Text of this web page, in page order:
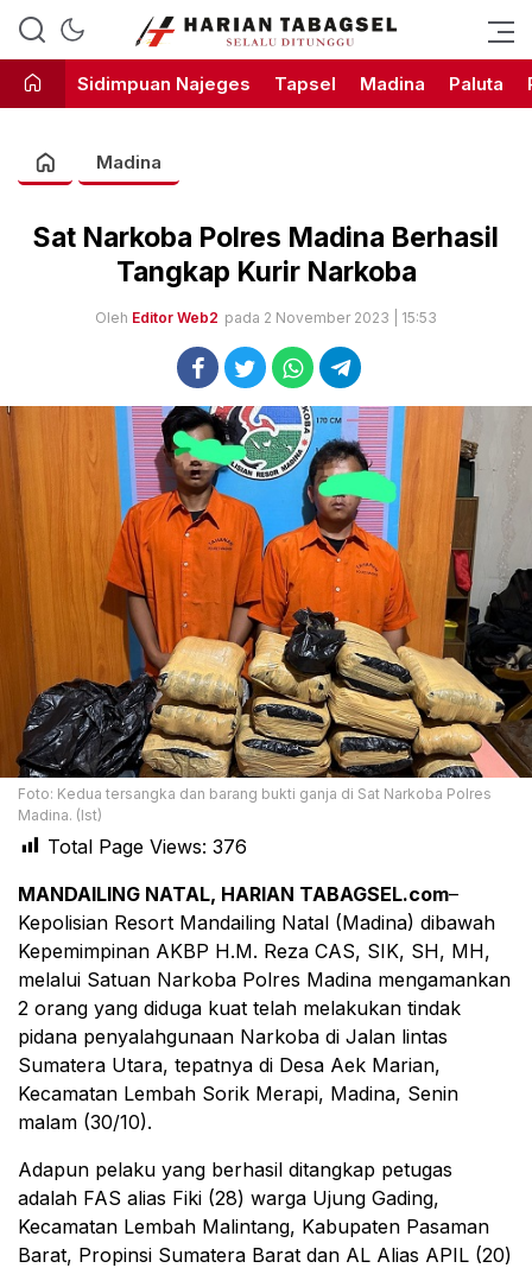
Harian Tabagsel
Harian Tabagsel Official Website
Sidimpuan Najeges
Tapsel Madina Paluta
Madina
Sat Narkoba Polres Madina Berhasil
Tangkap Kurir Narkoba
Oleh Editor Web2 pada 2 November 2023 | 15:53
Foto: Kedua tersangka dan barang bukti ganja di Sat Narkoba Polres
Madina. (Ist)
Total Page Views: 376
MANDAILING NATAL, HARIAN TABAGSEL.com–
Kepolisian Resort Mandailing Natal (Madina) dibawah
Kepemimpinan AKBP H.M. Reza CAS, SIK, SH, MH,
melalui Satuan Narkoba Polres Madina mengamankan
2 orang yang diduga kuat telah melakukan tindak
pidana penyalahgunaan Narkoba di Jalan lintas
Sumatera Utara, tepatnya di Desa Aek Marian,
Kecamatan Lembah Sorik Merapi, Madina, Senin
malam (30/10).
Adapun pelaku yang berhasil ditangkap petugas
adalah FAS alias Fiki (28) warga Ujung Gading,
Kecamatan Lembah Malintang, Kabupaten Pasaman
Barat, Propinsi Sumatera Barat dan AL Alias APIL (20)